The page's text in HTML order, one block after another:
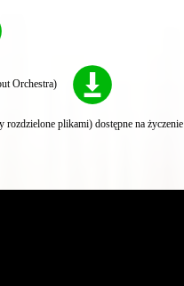
Orchestra)
plikami) dostępne na życzenie